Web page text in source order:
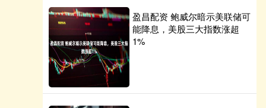
盈昌配资 鲍威尔暗示美联储可
能降息，美股三大指数涨超
1%